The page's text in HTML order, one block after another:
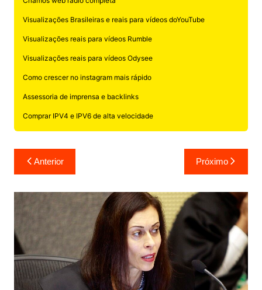
Visualizações Brasileiras e reais para vídeos doYouTube
Visualizações reais para vídeos Rumble
Visualizações reais para vídeos Odysee
Como crescer no instagram mais rápido
Assessoria de imprensa e backlinks
Comprar IPV4 e IPV6 de alta velocidade
Navegação
de
Post
Anterior Próximo